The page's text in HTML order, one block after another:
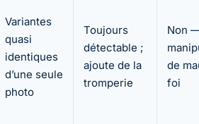
Variantes
quasi
identiques
d’une seule
photo
Toujours
détectable ;
ajoute de la
tromperie
Non
de
foi